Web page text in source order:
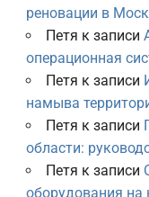
реновации в
Петя к записи
операционная
Петя к записи
намыва
Петя к записи
области:
Петя к записи
оборудования на